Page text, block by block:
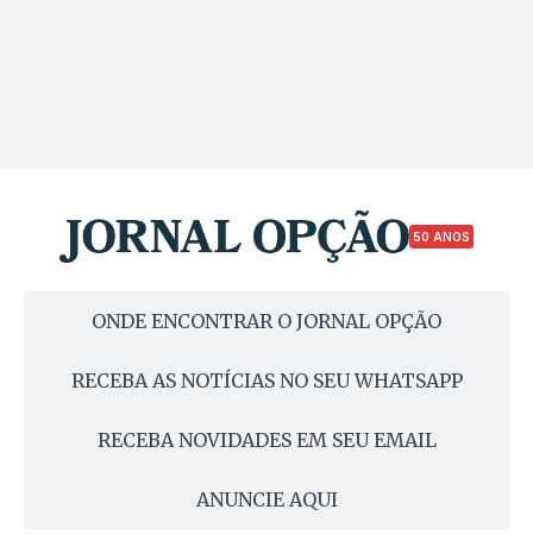
50 ANOS
ONDE ENCONTRAR O JORNAL OPÇÃO
RECEBA AS NOTÍCIAS NO SEU WHATSAPP
RECEBA NOVIDADES EM SEU EMAIL
ANUNCIE AQUI